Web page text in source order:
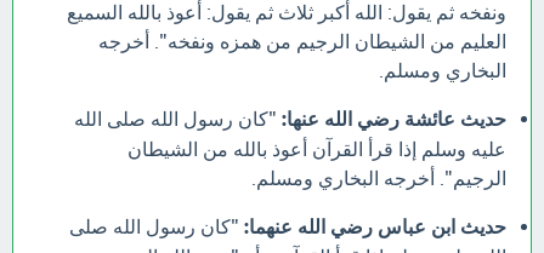
ونفخه ثم يقول: الله أكبر ثلاث ثم يقول: أعوذ بالله السميع
العليم من الشيطان الرجيم من همزه ونفخه". أخرجه
البخاري ومسلم.
حديث عائشة رضي الله عنها: "كان رسول الله صلى الله
عليه وسلم إذا قرأ القرآن أعوذ بالله من الشيطان
الرجيم". أخرجه البخاري ومسلم.
حديث ابن عباس رضي الله عنهما: "كان رسول الله صلى